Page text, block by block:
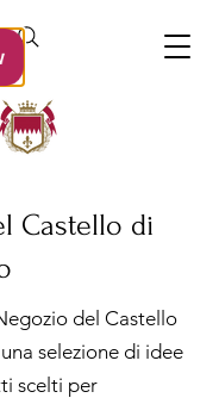
Castello di
del Castello
selezione di idee
scelti per